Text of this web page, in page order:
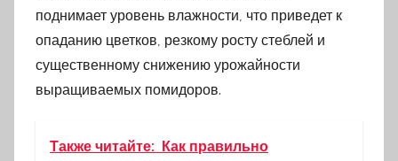
поднимает уровень влажности, что приведет к
опаданию цветков, резкому росту стеблей и
существенному снижению урожайности
выращиваемых помидоров.
Также читайте: Как правильно